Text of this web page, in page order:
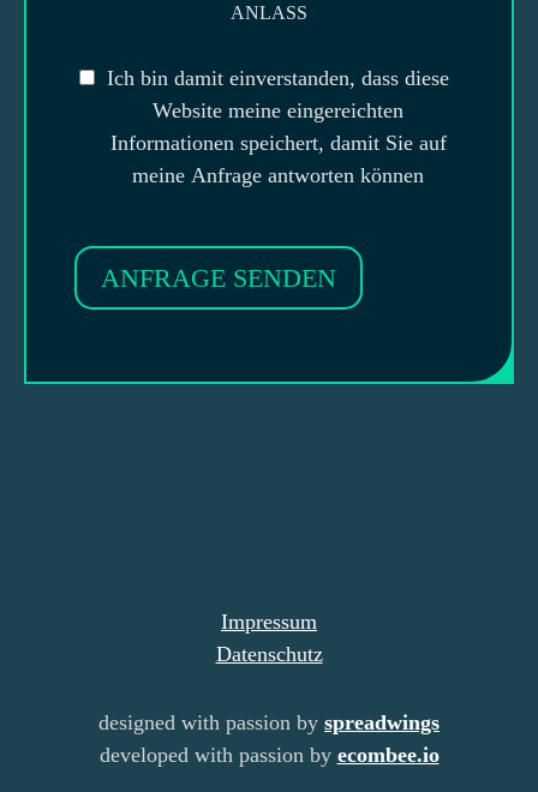
ANLASS
Ich bin damit einverstanden, dass diese
Website meine eingereichten
Informationen speichert, damit Sie auf
meine Anfrage antworten können
ANFRAGE SENDEN
Impressum
Datenschutz
designed with passion by spreadwings
developed with passion by ecombee.io